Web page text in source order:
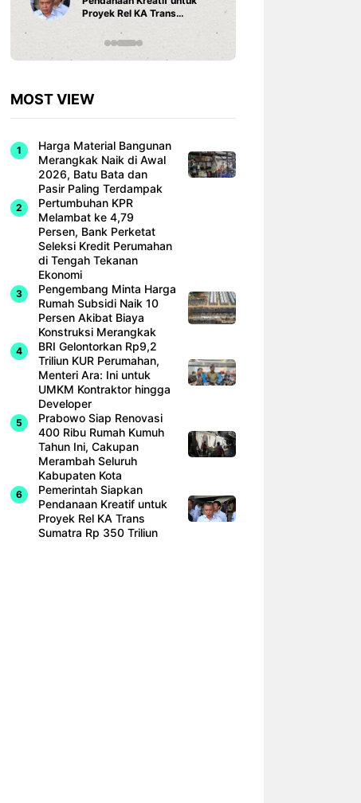
Proyek Rel KA Trans
MOST VIEW
Harga Material Bangunan
Merangkak Naik di Awal
2026, Batu Bata dan
Pasir Paling Terdampak
Pertumbuhan KPR
Melambat ke 4,79
Persen, Bank Perketat
Seleksi Kredit Perumahan
di Tengah Tekanan
Ekonomi
Pengembang Minta Harga
Rumah Subsidi Naik 10
Persen Akibat Biaya
Konstruksi Merangkak
BRI Gelontorkan Rp9,2
Triliun KUR Perumahan,
Menteri Ara: Ini untuk
UMKM Kontraktor hingga
Developer
Prabowo Siap Renovasi
400 Ribu Rumah Kumuh
Tahun Ini, Cakupan
Merambah Seluruh
Kabupaten Kota
Pemerintah Siapkan
Pendanaan Kreatif untuk
Proyek Rel KA Trans
Sumatra Rp 350 Triliun